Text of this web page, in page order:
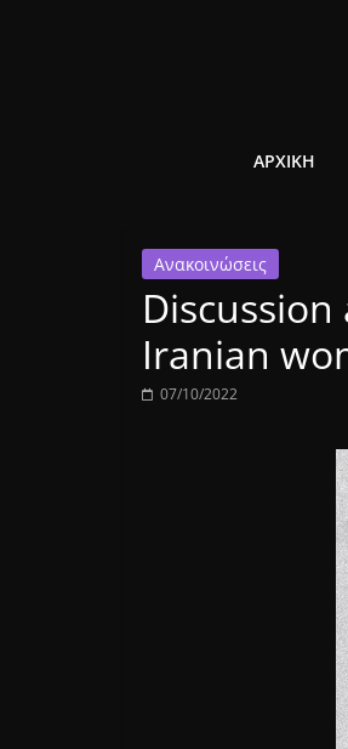
1431AM
ΑΡΧΙΚΗ
Ανακοινώσεις
Iranian
07/10/2022